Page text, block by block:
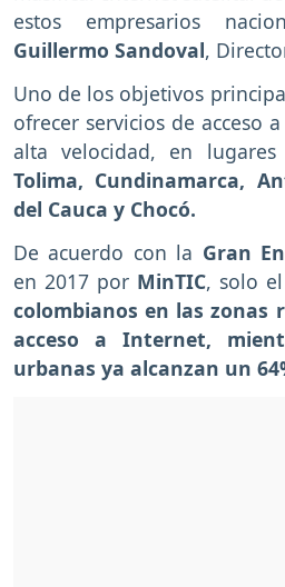
estos empresarios
Guillermo Sandoval,
Uno de los objetivos
ofrecer servicios de acceso a
alta velocidad, en lugares
Tolima, Cundinamarca,
del Cauca y Chocó.
De acuerdo con la Gran
en 2017 por MinTIC, solo el
colombianos en las zonas
acceso a Internet,
urbanas ya alcanzan un